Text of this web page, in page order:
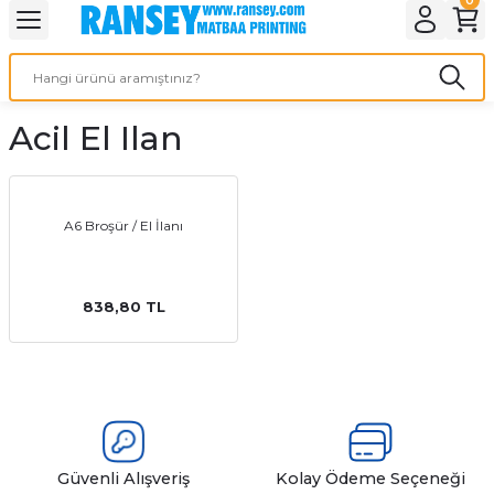
Geri Dön
Geri Dön
Geri Dön
Geri Dön
Ürünleri
Geri Dön
Geri Dön
Geri Dön
Acil El Ilan
A6 Broşür / El İlanı
838,80 TL
Güvenli Alışveriş Kolay Ödeme Seçeneği